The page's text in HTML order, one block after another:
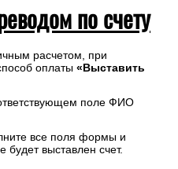
по счету
расчетом, при
оплаты «Выставить
поле ФИО
все поля формы и
будет выставлен счет.